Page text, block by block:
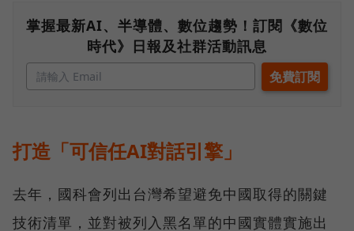
掌握最新AI、半導體、數位趨勢！訂閱《數位
時代》日報及社群活動訊息
打造「可信任AI對話引擎」
去年，國科會列出台灣希望避免中國取得的關鍵
技術清單，並對被列入黑名單的中國實體實施出